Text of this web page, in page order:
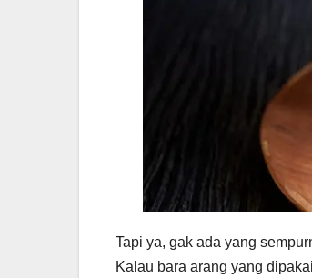
Tapi ya, gak ada yang
Kalau bara arang yang